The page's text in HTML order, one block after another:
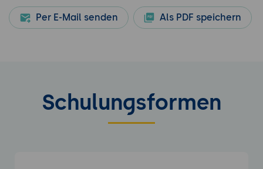
Per E-Mail senden Als PDF speichern
Schulungsformen